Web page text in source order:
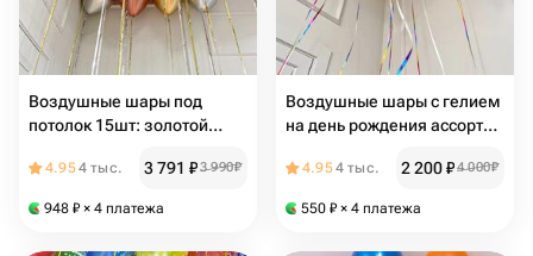
Воздушные шары под
потолок 15шт: золотой
шарик розовое золото с
4.954 тыс. 3 791 ₽3 990₽
948 ₽ × 4 платежа
Воздушные шары с гелием
на день рождения ассорти
4.954 тыс. 2 200₽4 000₽
550 ₽ × 4 платежа